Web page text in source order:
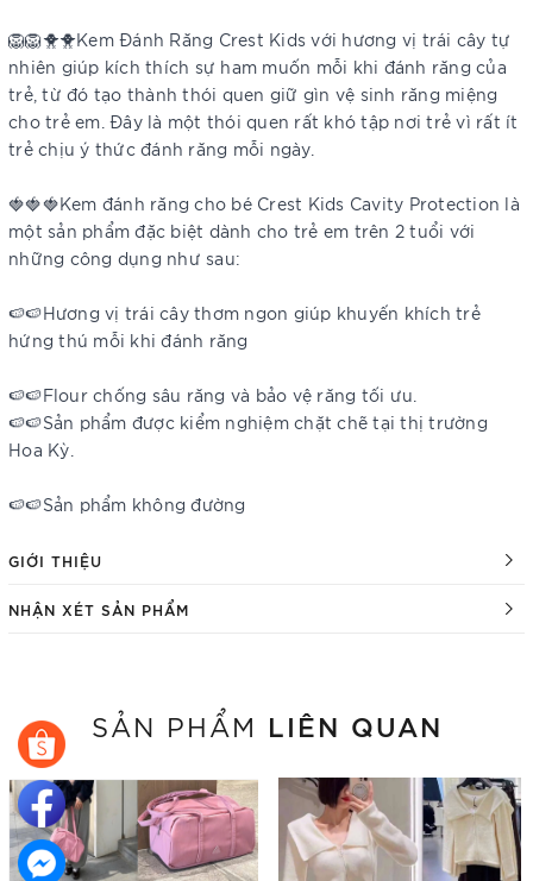
🦁🦁🐥🐥Kem Đánh Răng Crest Kids với hương vị trái cây tự
nhiên giúp kích thích sự ham muốn mỗi khi đánh răng của
trẻ, từ đó tạo thành thói quen giữ gìn vệ sinh răng miệng
cho trẻ em. Đây là một thói quen rất khó tập nơi trẻ vì rất ít
trẻ chịu ý thức đánh răng mỗi ngày.
🍓🍓🍓Kem đánh răng cho bé Crest Kids Cavity Protection là
một sản phẩm đặc biệt dành cho trẻ em trên 2 tuổi với
những công dụng như sau:
🍉🍉Hương vị trái cây thơm ngon giúp khuyến khích trẻ
hứng thú mỗi khi đánh răng
🍉🍉Flour chống sâu răng và bảo vệ răng tối ưu.
🍉🍉Sản phẩm được kiểm nghiệm chặt chẽ tại thị trường
Hoa Kỳ.
🍉🍉Sản phẩm không đường
GIỚI THIỆU
NHẬN XÉT SẢN PHẨM
SẢN PHẨM LIÊN QUAN